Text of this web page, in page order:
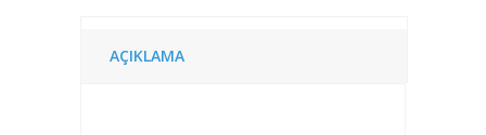
AÇIKLAMA